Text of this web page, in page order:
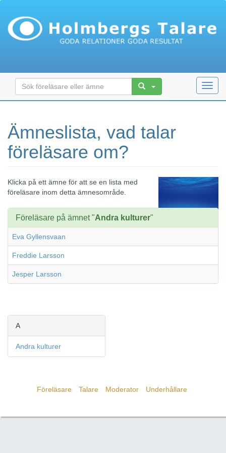
Ämneslista, vad talar
föreläsare om?
Klicka på ett ämne för att se en lista med
föreläsare inom detta ämnesområde.
Föreläsare på ämnet "Andra kulturer"
Eva Gyllensvaan
Freddie Larsson
Jesper Larsson
A
Andra kulturer
Föreläsare Talare Moderator Underhållare